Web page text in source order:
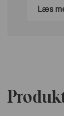
Læs